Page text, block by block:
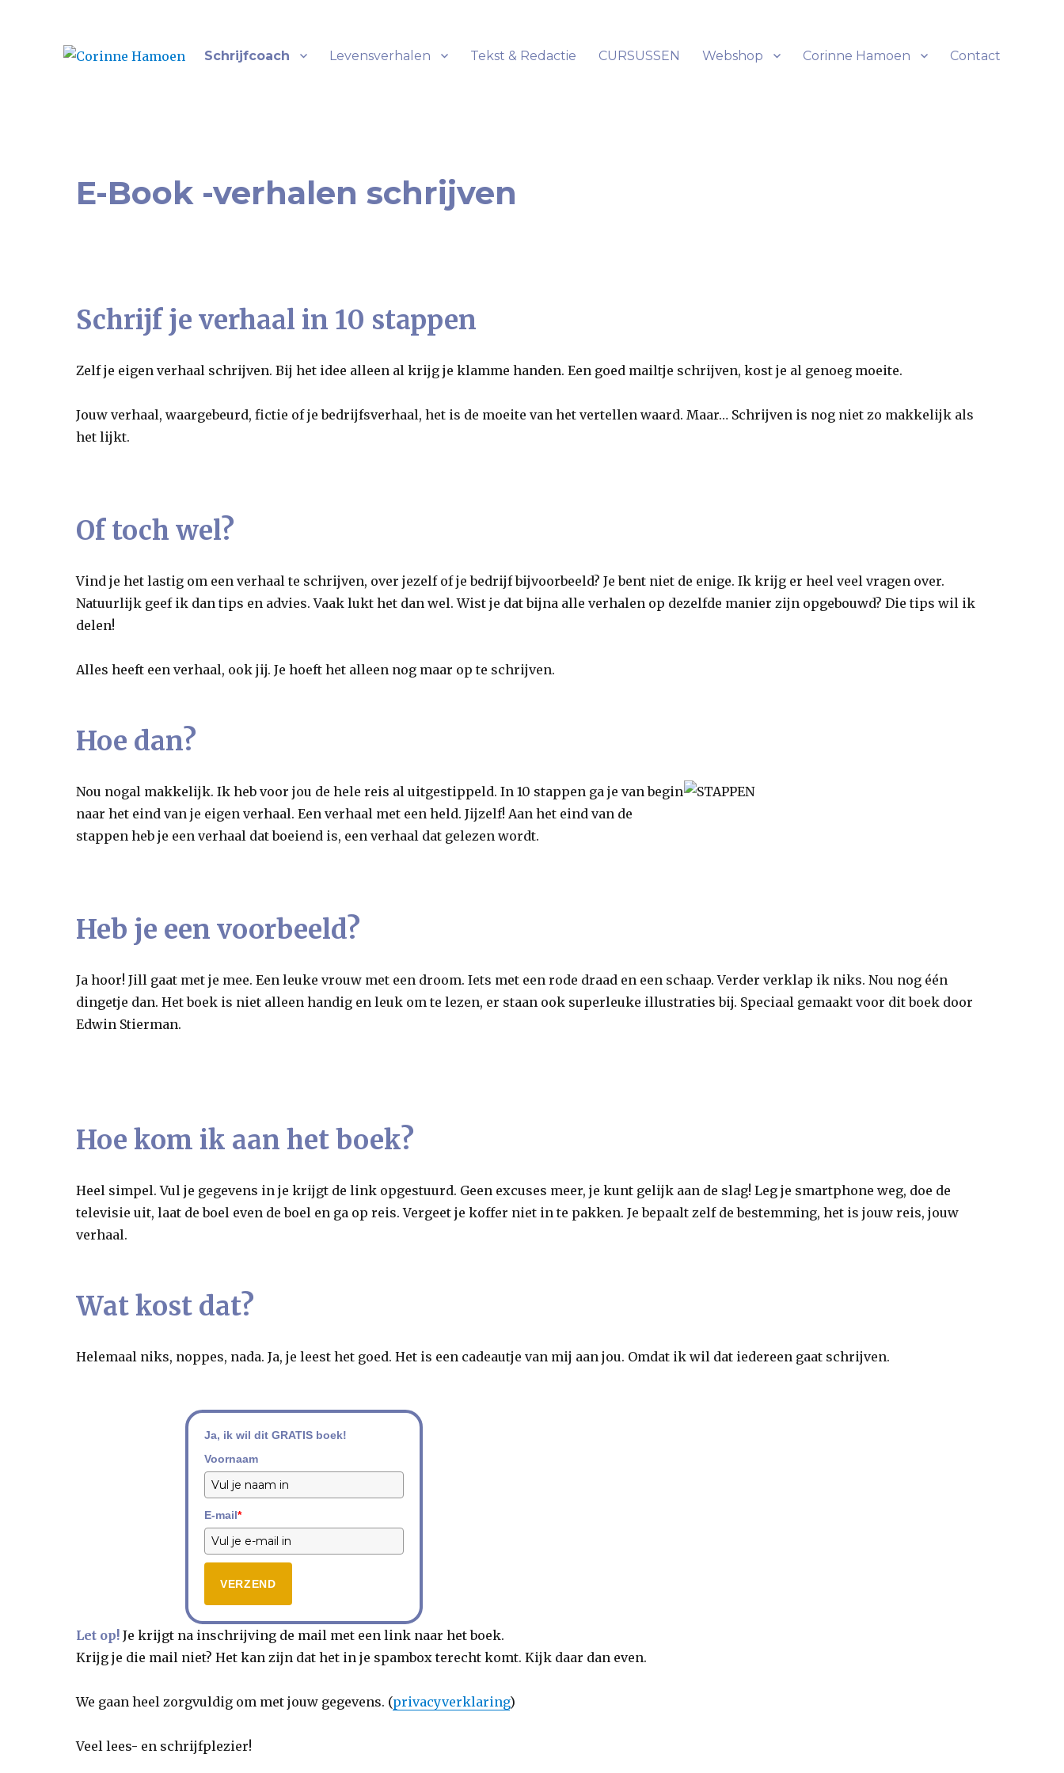
Schrijfcoach Levensverhalen Tekst & Redactie CURSUSSEN Webshop Corinne Hamoen Contact
E-Book -verhalen schrijven
Schrijf je verhaal in 10 stappen
Zelf je eigen verhaal schrijven. Bij het idee alleen al krijg je klamme handen. Een goed mailtje schrijven, kost je al genoeg moeite.
Jouw verhaal, waargebeurd, fictie of je bedrijfsverhaal, het is de moeite van het vertellen waard. Maar… Schrijven is nog niet zo makkelijk als
het lijkt.
Of toch wel?
Vind je het lastig om een verhaal te schrijven, over jezelf of je bedrijf bijvoorbeeld? Je bent niet de enige. Ik krijg er heel veel vragen over.
Natuurlijk geef ik dan tips en advies. Vaak lukt het dan wel. Wist je dat bijna alle verhalen op dezelfde manier zijn opgebouwd? Die tips wil ik
delen!
Alles heeft een verhaal, ook jij. Je hoeft het alleen nog maar op te schrijven.
Hoe dan?
Nou nogal makkelijk. Ik heb voor jou de hele reis al uitgestippeld. In 10 stappen ga je van begin
naar het eind van je eigen verhaal. Een verhaal met een held. Jijzelf! Aan het eind van de
stappen heb je een verhaal dat boeiend is, een verhaal dat gelezen wordt.
Heb je een voorbeeld?
Ja hoor! Jill gaat met je mee. Een leuke vrouw met een droom. Iets met een rode draad en een schaap. Verder verklap ik niks. Nou nog één
dingetje dan. Het boek is niet alleen handig en leuk om te lezen, er staan ook superleuke illustraties bij. Speciaal gemaakt voor dit boek door
Edwin Stierman.
Hoe kom ik aan het boek?
Heel simpel. Vul je gegevens in je krijgt de link opgestuurd. Geen excuses meer, je kunt gelijk aan de slag! Leg je smartphone weg, doe de
televisie uit, laat de boel even de boel en ga op reis. Vergeet je koffer niet in te pakken. Je bepaalt zelf de bestemming, het is jouw reis, jouw
verhaal.
Wat kost dat?
Helemaal niks, noppes, nada. Ja, je leest het goed. Het is een cadeautje van mij aan jou. Omdat ik wil dat iedereen gaat schrijven.
Ja, ik wil dit GRATIS boek!
Voornaam
E-mail*
VERZEND
Let op! Je krijgt na inschrijving de mail met een link naar het boek.
Krijg je die mail niet? Het kan zijn dat het in je spambox terecht komt. Kijk daar dan even.
We gaan heel zorgvuldig om met jouw gegevens. (privacyverklaring)
Veel lees- en schrijfplezier!